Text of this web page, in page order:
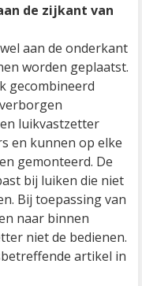
de zijkant van
aan de onderkant
worden geplaatst.
gecombineerd
luikvastzetter
en kunnen op elke
bij luiken die niet
Bij toepassing van
naar binnen
niet de bedienen.
artikel in